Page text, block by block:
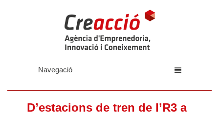
Navegació
D’estacions de tren de l’R3 a